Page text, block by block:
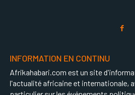
INFORMATION EN CONTINU
Afrikahabari.com est un site
l'actualité africaine et internationale,